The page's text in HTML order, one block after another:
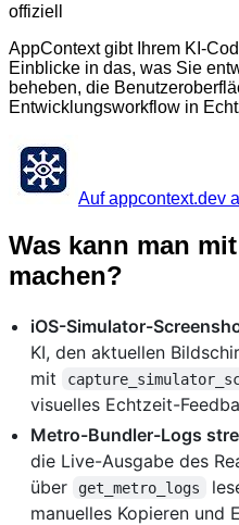
offiziell
AppContext gibt Ihrem KI-
Einblicke in das, was Sie
beheben, die
Entwicklungsworkflow in
Auf appcontext.dev
Was kann man
machen?
iOS-Simulator-
KI, den aktuellen
mit
visuelles Echtzeit-
Metro-Bundler-Logs
die Live-Ausgabe des
über
get_metro_logs
manuelles Kopieren und